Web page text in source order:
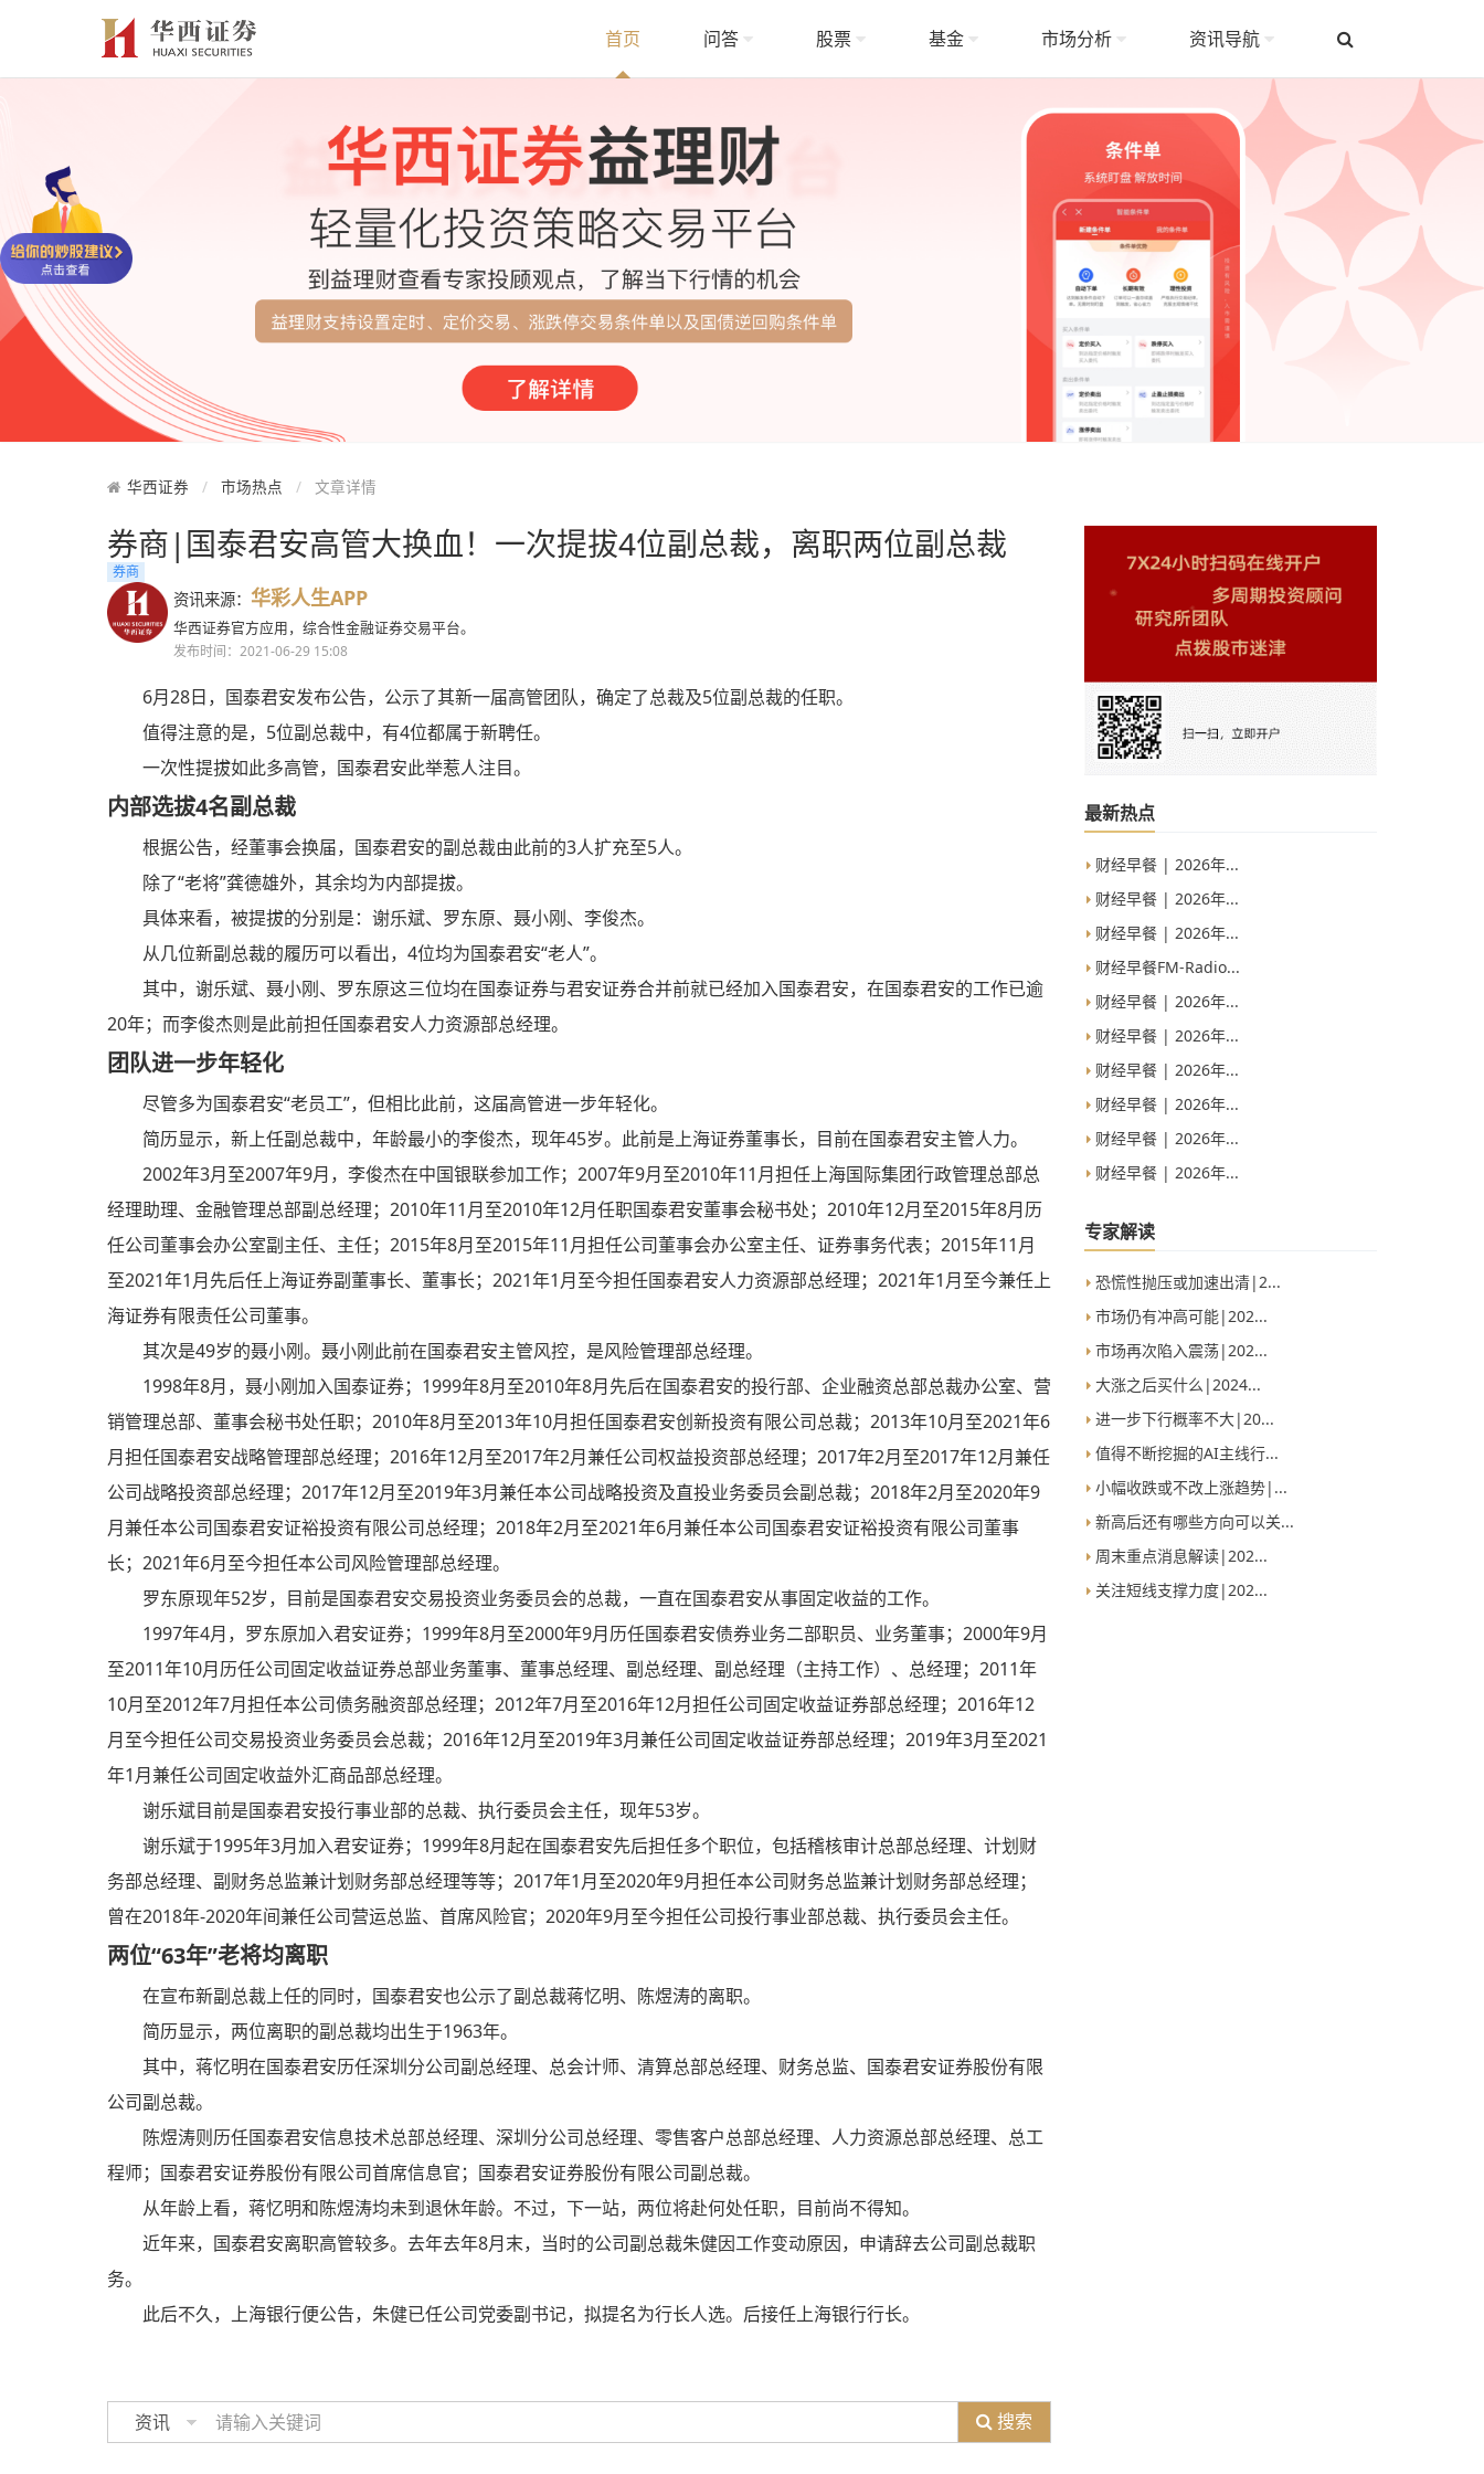
首页 问答 股票 基金 市场分析 资讯导航
华西证券 市场热点 文章详情
券商|国泰君安高管大换血！一次提拔4位副总裁，离职两位副总裁
券商
资讯来源： 华彩人生APP
华西证券官方应用，综合性金融证券交易平台。
发布时间：2021-06-29 15:08
6月28日，国泰君安发布公告，公示了其新一届高管团队，确定了总裁及5位副总裁的任职。
值得注意的是，5位副总裁中，有4位都属于新聘任。
一次性提拔如此多高管，国泰君安此举惹人注目。
内部选拔4名副总裁
根据公告，经董事会换届，国泰君安的副总裁由此前的3人扩充至5人。
除了“老将”龚德雄外，其余均为内部提拔。
具体来看，被提拔的分别是：谢乐斌、罗东原、聂小刚、李俊杰。
从几位新副总裁的履历可以看出，4位均为国泰君安“老人”。
其中，谢乐斌、聂小刚、罗东原这三位均在国泰证券与君安证券合并前就已经加入国泰君安，在国泰君安的工作已逾
20年；而李俊杰则是此前担任国泰君安人力资源部总经理。
团队进一步年轻化
尽管多为国泰君安“老员工”，但相比此前，这届高管进一步年轻化。
简历显示，新上任副总裁中，年龄最小的李俊杰，现年45岁。此前是上海证券董事长，目前在国泰君安主管人力。
2002年3月至2007年9月，李俊杰在中国银联参加工作；2007年9月至2010年11月担任上海国际集团行政管理总部总
经理助理、金融管理总部副总经理；2010年11月至2010年12月任职国泰君安董事会秘书处；2010年12月至2015年8月历
任公司董事会办公室副主任、主任；2015年8月至2015年11月担任公司董事会办公室主任、证券事务代表；2015年11月
至2021年1月先后任上海证券副董事长、董事长；2021年1月至今担任国泰君安人力资源部总经理；2021年1月至今兼任上
海证券有限责任公司董事。
其次是49岁的聂小刚。聂小刚此前在国泰君安主管风控，是风险管理部总经理。
1998年8月，聂小刚加入国泰证券；1999年8月至2010年8月先后在国泰君安的投行部、企业融资总部总裁办公室、营
销管理总部、董事会秘书处任职；2010年8月至2013年10月担任国泰君安创新投资有限公司总裁；2013年10月至2021年6
月担任国泰君安战略管理部总经理；2016年12月至2017年2月兼任公司权益投资部总经理；2017年2月至2017年12月兼任
公司战略投资部总经理；2017年12月至2019年3月兼任本公司战略投资及直投业务委员会副总裁；2018年2月至2020年9
月兼任本公司国泰君安证裕投资有限公司总经理；2018年2月至2021年6月兼任本公司国泰君安证裕投资有限公司董事
长；2021年6月至今担任本公司风险管理部总经理。
罗东原现年52岁，目前是国泰君安交易投资业务委员会的总裁，一直在国泰君安从事固定收益的工作。
1997年4月，罗东原加入君安证券；1999年8月至2000年9月历任国泰君安债券业务二部职员、业务董事；2000年9月
至2011年10月历任公司固定收益证券总部业务董事、董事总经理、副总经理、副总经理（主持工作）、总经理；2011年
10月至2012年7月担任本公司债务融资部总经理；2012年7月至2016年12月担任公司固定收益证券部总经理；2016年12
月至今担任公司交易投资业务委员会总裁；2016年12月至2019年3月兼任公司固定收益证券部总经理；2019年3月至2021
年1月兼任公司固定收益外汇商品部总经理。
谢乐斌目前是国泰君安投行事业部的总裁、执行委员会主任，现年53岁。
谢乐斌于1995年3月加入君安证券；1999年8月起在国泰君安先后担任多个职位，包括稽核审计总部总经理、计划财
务部总经理、副财务总监兼计划财务部总经理等等；2017年1月至2020年9月担任本公司财务总监兼计划财务部总经理；
曾在2018年-2020年间兼任公司营运总监、首席风险官；2020年9月至今担任公司投行事业部总裁、执行委员会主任。
两位“63年”老将均离职
在宣布新副总裁上任的同时，国泰君安也公示了副总裁蒋忆明、陈煜涛的离职。
简历显示，两位离职的副总裁均出生于1963年。
其中，蒋忆明在国泰君安历任深圳分公司副总经理、总会计师、清算总部总经理、财务总监、国泰君安证券股份有限
公司副总裁。
陈煜涛则历任国泰君安信息技术总部总经理、深圳分公司总经理、零售客户总部总经理、人力资源总部总经理、总工
程师；国泰君安证券股份有限公司首席信息官；国泰君安证券股份有限公司副总裁。
从年龄上看，蒋忆明和陈煜涛均未到退休年龄。不过，下一站，两位将赴何处任职，目前尚不得知。
近年来，国泰君安离职高管较多。去年去年8月末，当时的公司副总裁朱健因工作变动原因，申请辞去公司副总裁职
务。
此后不久，上海银行便公告，朱健已任公司党委副书记，拟提名为行长人选。后接任上海银行行长。
资讯 搜索
最新热点
财经早餐 | 2026年...
财经早餐 | 2026年...
财经早餐 | 2026年...
财经早餐FM-Radio...
财经早餐 | 2026年...
财经早餐 | 2026年...
财经早餐 | 2026年...
财经早餐 | 2026年...
财经早餐 | 2026年...
财经早餐 | 2026年...
专家解读
恐慌性抛压或加速出清|2...
市场仍有冲高可能|202...
市场再次陷入震荡|202...
大涨之后买什么|2024...
进一步下行概率不大|20...
值得不断挖掘的AI主线行...
小幅收跌或不改上涨趋势|...
新高后还有哪些方向可以关...
周末重点消息解读|202...
关注短线支撑力度|202...